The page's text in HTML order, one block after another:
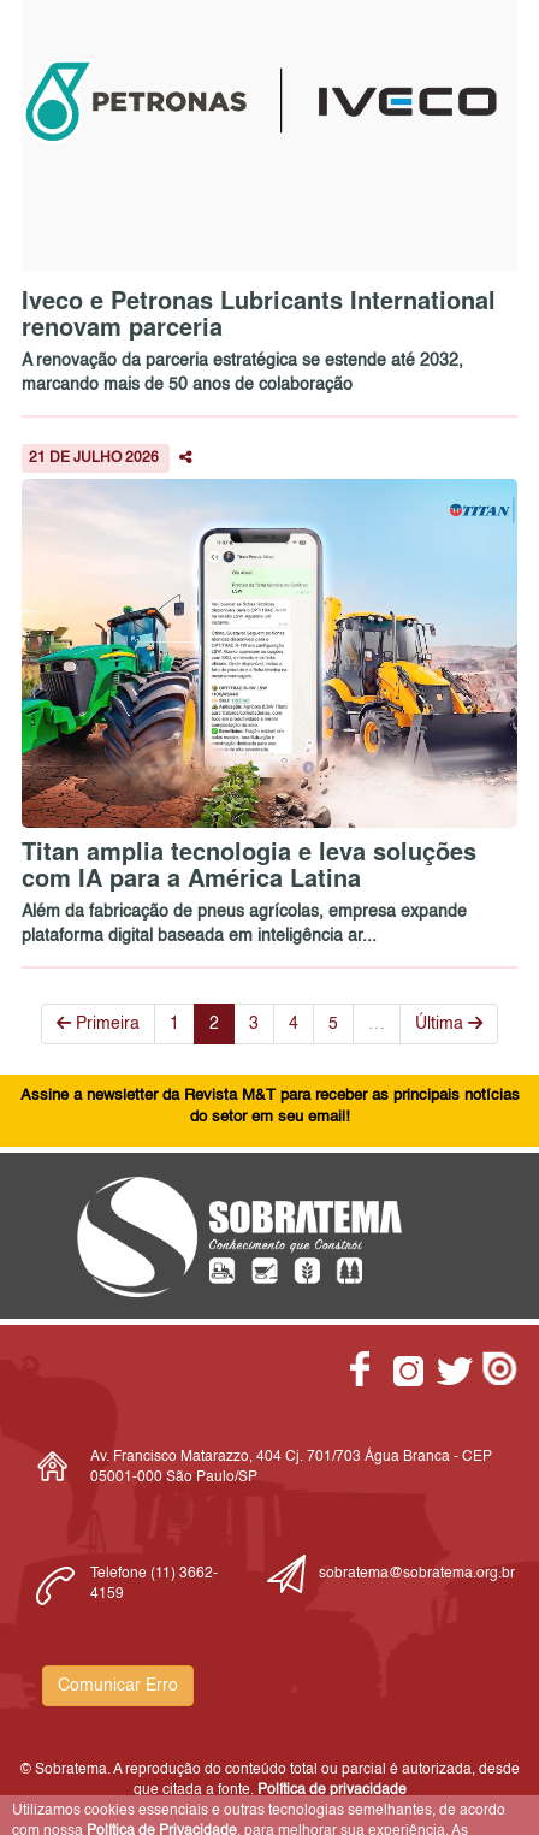
Iveco e Petronas Lubricants International
renovam parceria
A renovação da parceria estratégica se estende até 2032,
marcando mais de 50 anos de colaboração
21 DE JULHO 2026
Titan amplia tecnologia e leva soluções
com IA para a América Latina
Além da fabricação de pneus agrícolas, empresa expande
plataforma digital baseada em inteligência ar...
Primeira 1 2 3 4 5 Última
Assine a newsletter da Revista M&T para receber as principais notícias
do setor em seu email!
Av. Francisco Matarazzo, 404 Cj. 701/703 Água Branca - CEP
05001-000 São Paulo/SP
Telefone (11) 3662-
4159
sobratema@sobratema.org.br
Comunicar Erro
© Sobratema. A reprodução do conteúdo total ou parcial é autorizada, desde
que citada a fonte. Política de privacidade
Utilizamos cookies essenciais e outras tecnologias semelhantes, de acordo
com nossa Política de Privacidade, para melhorar sua experiência. As